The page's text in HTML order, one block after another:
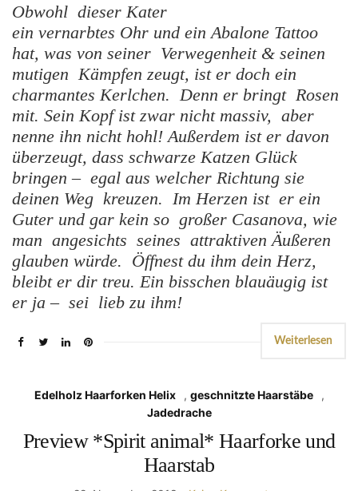
Obwohl dieser Kater
ein vernarbtes Ohr und ein Abalone Tattoo
hat, was von seiner Verwegenheit & seinen
mutigen Kämpfen zeugt, ist er doch ein
charmantes Kerlchen. Denn er bringt Rosen
mit. Sein Kopf ist zwar nicht massiv, aber
nenne ihn nicht hohl! Außerdem ist er davon
überzeugt, dass schwarze Katzen Glück
bringen – egal aus welcher Richtung sie
deinen Weg kreuzen. Im Herzen ist er ein
Guter und gar kein so großer Casanova, wie
man angesichts seines attraktiven Äußeren
glauben würde. Öffnest du ihm dein Herz,
bleibt er dir treu. Ein bisschen blauäugig ist
er ja – sei lieb zu ihm!
Weiterlesen
Edelholz Haarforken Helix , geschnitzte Haarstäbe
,
Jadedrache
Preview *Spirit animal* Haarforke und
Haarstab